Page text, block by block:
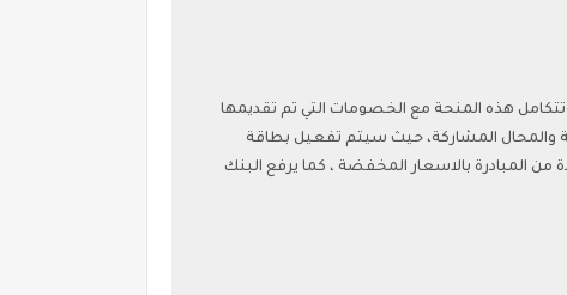
للمواطنين حاملي البطاقات التموينية والتذي يصل عددهم لـ65 مليون مواطن،وتتكامل هذه المنحة مع الخصومات التي تم تقديمها
والمحال المشاركة، حيث سيتم تفعيل بطاقة
من المبادرة بالاسعار المخفضة ، كما يرفع البنك